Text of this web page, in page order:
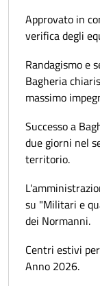
Approvato in
verifica degli
Randagismo e
Bagheria
massimo
Successo a
due giorni nel
territorio.
su "Militari e
dei Normanni.
Centri estivi
Anno 2026.